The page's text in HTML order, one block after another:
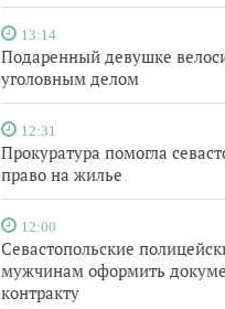
13:14
Подаренный девушке
уголовным делом
12:31
Прокуратура помогла
право на жилье
12:00
Севастопольские
мужчинам оформить
контракту